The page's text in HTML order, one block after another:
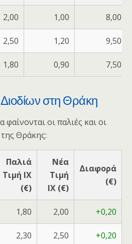
2,00 1,00 8,00
2,50 1,20 9,50
1,80 0,90 7,50
στη Θράκη
οι παλιές και οι
της Θράκης:
Παλιά
Τιμή ΙΧ
(€)
Νέα
Τιμή
ΙΧ (€)
Διαφορά
(€)
1,80 2,00 +0,20
2,30 2,50 +0,20